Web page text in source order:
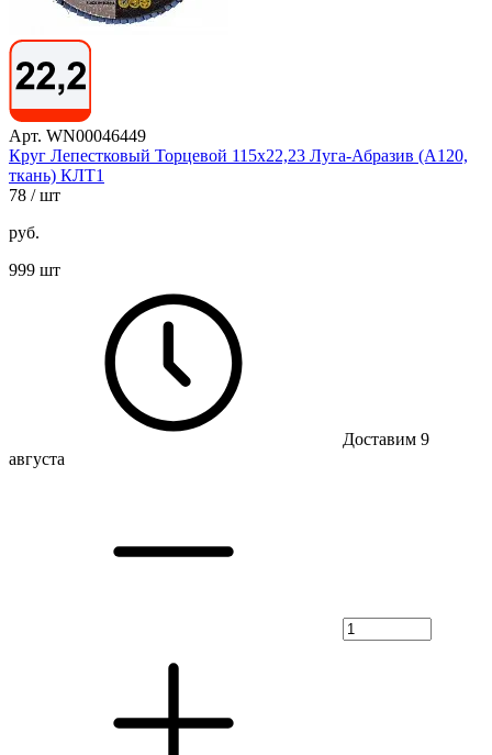
Арт. WN00046449
Круг Лепестковый Торцевой 115х22,23 Луга-Абразив (А120,
ткань) КЛТ1
78 / шт
руб.
999 шт
Доставим 9
августа